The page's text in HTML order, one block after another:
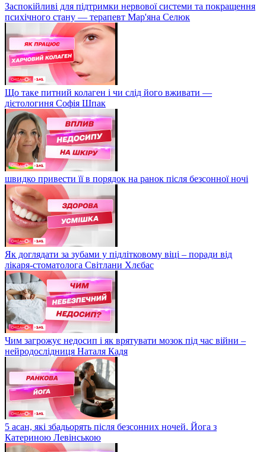
Заспокійливі для підтримки нервової системи та покращення
психічного стану — терапевт Мар'яна Селюк
Що таке питний колаген і чи слід його вживати —
дієтологиня Софія Шпак
швидко привести її в порядок на ранок після безсонної ночі
Як доглядати за зубами у підлітковому віці – поради від
лікаря-стоматолога Світлани Хлєбас
Чим загрожує недосип і як врятувати мозок під час війни –
нейродослідниця Наталя Кадя
5 асан, які збадьорять після безсонних ночей. Йога з
Катериною Левінською